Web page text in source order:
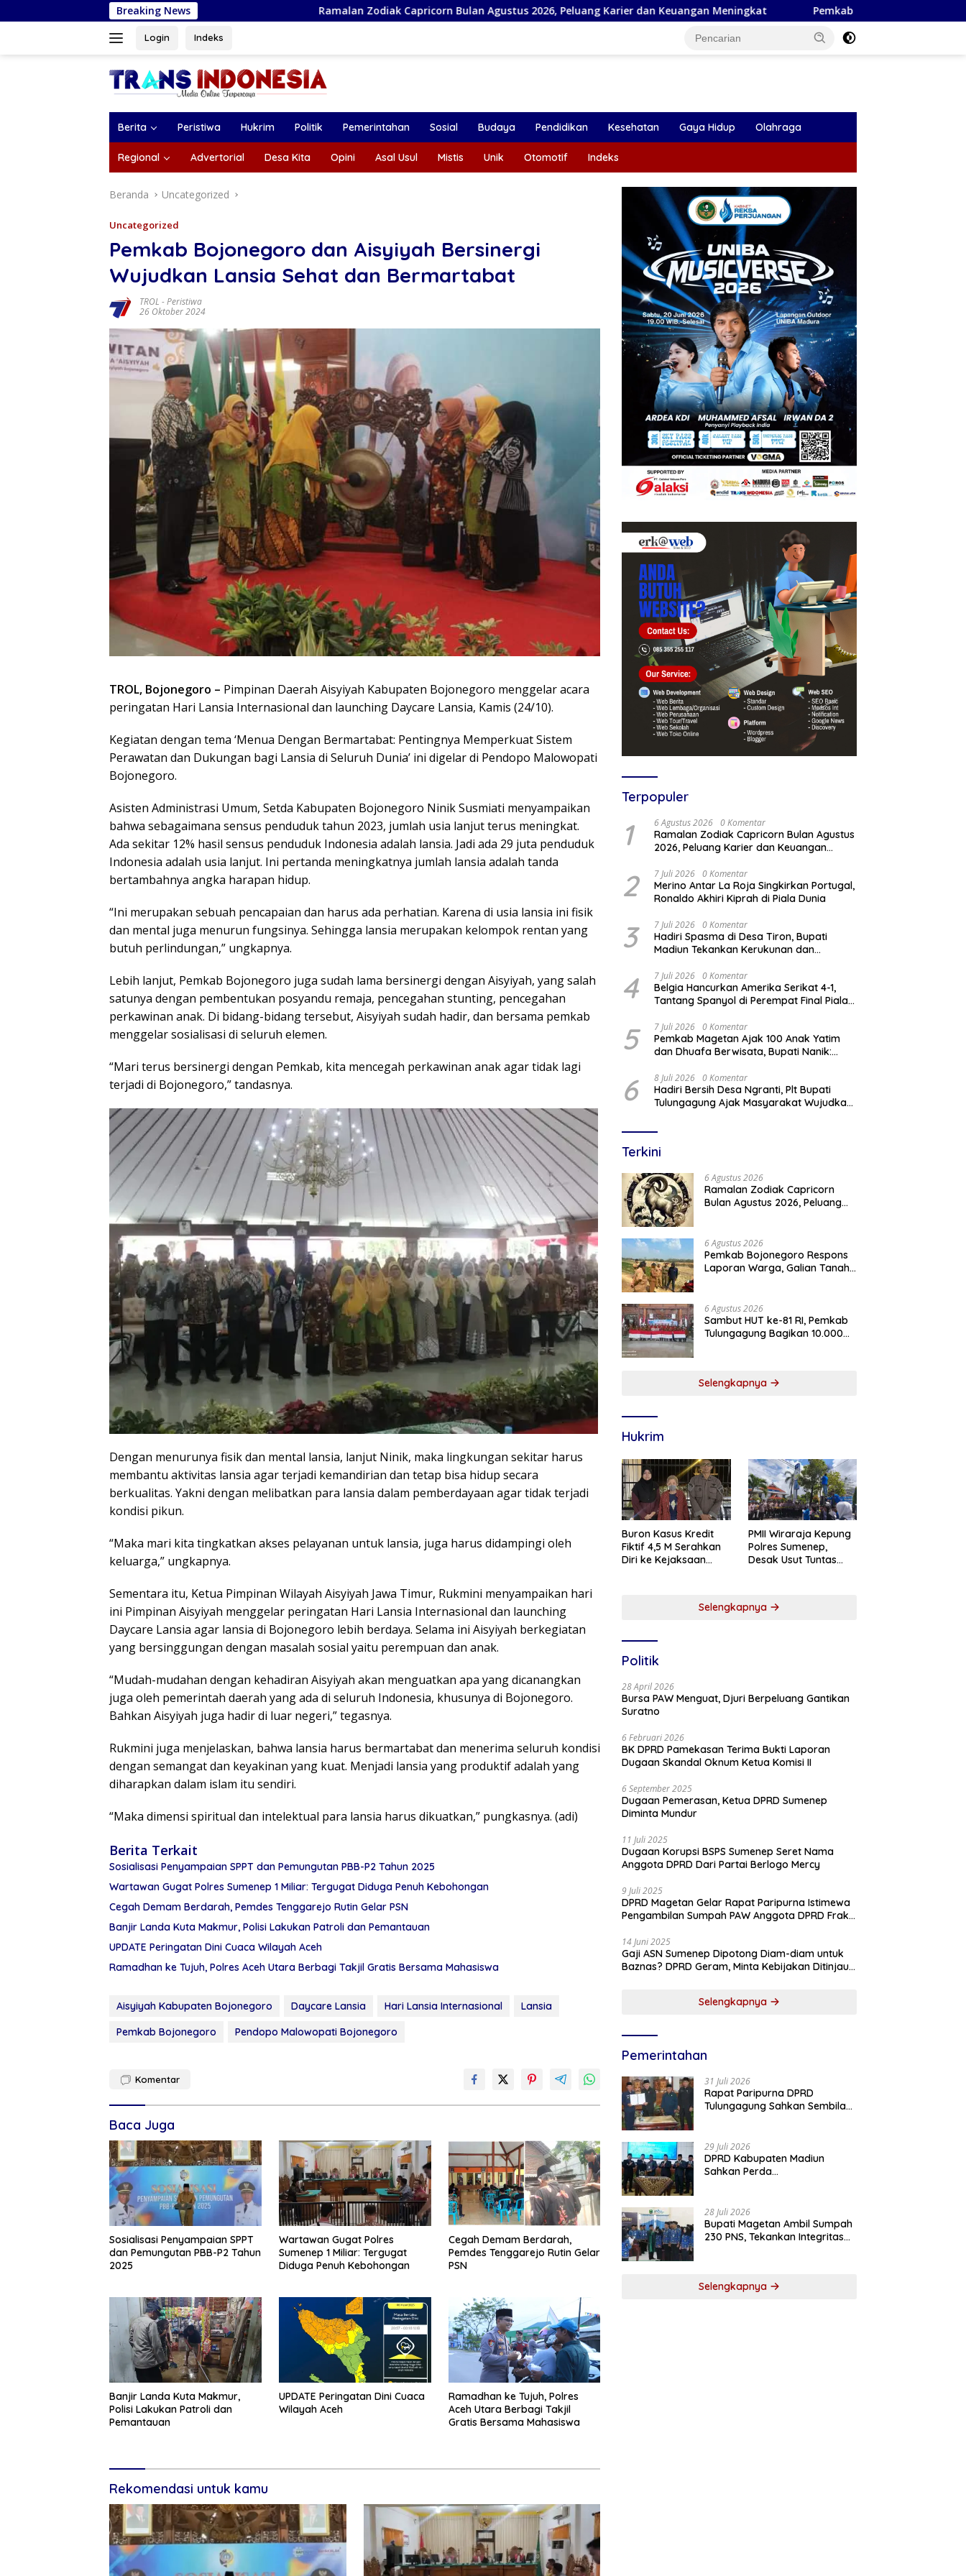
ke
Breaking News Ramalan Zodiak Capricorn Bulan Agustus 2026, Peluang Karier dan Keuangan Meningkat Pemkab Bojonegoro Respons Laporan Warga, Galian
Login Indeks
Berita Peristiwa Hukrim Politik Pemerintahan Sosial Budaya Pendidikan Kesehatan Gaya Hidup Olahraga
Regional Advertorial Desa Kita Opini Asal Usul Mistis Unik Otomotif Indeks
Beranda Uncategorized
Uncategorized
Pemkab Bojonegoro dan Aisyiyah Bersinergi
Wujudkan Lansia Sehat dan Bermartabat
TROL -Peristiwa
26 Oktober 2024
TROL, Bojonegoro – Pimpinan Daerah Aisyiyah Kabupaten Bojonegoro menggelar acara
peringatan Hari Lansia Internasional dan launching Daycare Lansia, Kamis (24/10).
Kegiatan dengan tema ‘Menua Dengan Bermartabat: Pentingnya Memperkuat Sistem
Perawatan dan Dukungan bagi Lansia di Seluruh Dunia’ ini digelar di Pendopo Malowopati
Bojonegoro.
Asisten Administrasi Umum, Setda Kabupaten Bojonegoro Ninik Susmiati menyampaikan
bahwa sebagaimana sensus penduduk tahun 2023, jumlah usia lanjut terus meningkat.
Ada sekitar 12% hasil sensus penduduk Indonesia adalah lansia. Jadi ada 29 juta penduduk
Indonesia adalah usia lanjut. Ini pertanda meningkatnya jumlah lansia adalah tanda
bertambahnya angka harapan hidup.
“Ini merupakan sebuah pencapaian dan harus ada perhatian. Karena di usia lansia ini fisik
dan mental juga menurun fungsinya. Sehingga lansia merupakan kelompok rentan yang
butuh perlindungan,” ungkapnya.
Lebih lanjut, Pemkab Bojonegoro juga sudah lama bersinergi dengan Aisyiyah, yang salah
satunya dengan pembentukan posyandu remaja, pencegahan stunting, pencegahan
perkawinan anak. Di bidang-bidang tersebut, Aisyiyah sudah hadir, dan bersama pemkab
menggelar sosialisasi di seluruh elemen.
“Mari terus bersinergi dengan Pemkab, kita mencegah perkawinan anak agar tidak lagi
terjadi di Bojonegoro,” tandasnya.
Dengan menurunya fisik dan mental lansia, lanjut Ninik, maka lingkungan sekitar harus
membantu aktivitas lansia agar terjadi kemandirian dan tetap bisa hidup secara
berkualitas. Yakni dengan melibatkan para lansia dalam pemberdayaan agar tidak terjadi
kondisi pikun.
“Maka mari kita tingkatkan akses pelayanan untuk lansia, juga harus didampingi oleh
keluarga,” ungkapnya.
Sementara itu, Ketua Pimpinan Wilayah Aisyiyah Jawa Timur, Rukmini menyampaikan hari
ini Pimpinan Aisyiyah menggelar peringatan Hari Lansia Internasional dan launching
Daycare Lansia agar lansia di Bojonegoro lebih berdaya. Selama ini Aisyiyah berkegiatan
yang bersinggungan dengan masalah sosial yaitu perempuan dan anak.
“Mudah-mudahan dengan kehadiran Aisyiyah akan menguatkan apa yang dicanangkan
juga oleh pemerintah daerah yang ada di seluruh Indonesia, khusunya di Bojonegoro.
Bahkan Aisyiyah juga hadir di luar negeri,” tegasnya.
Rukmini juga menjelaskan, bahwa lansia harus bermartabat dan menerima seluruh kondisi
dengan semangat dan keyakinan yang kuat. Menjadi lansia yang produktif adalah yang
diharapkan dalam islam itu sendiri.
“Maka dimensi spiritual dan intelektual para lansia harus dikuatkan,” pungkasnya. (adi)
Berita Terkait
Sosialisasi Penyampaian SPPT dan Pemungutan PBB-P2 Tahun 2025
Wartawan Gugat Polres Sumenep 1 Miliar: Tergugat Diduga Penuh Kebohongan
Cegah Demam Berdarah, Pemdes Tenggarejo Rutin Gelar PSN
Banjir Landa Kuta Makmur, Polisi Lakukan Patroli dan Pemantauan
UPDATE Peringatan Dini Cuaca Wilayah Aceh
Ramadhan ke Tujuh, Polres Aceh Utara Berbagi Takjil Gratis Bersama Mahasiswa
Aisyiyah Kabupaten Bojonegoro Daycare Lansia Hari Lansia Internasional
Lansia
Pemkab Bojonegoro
Pendopo Malowopati Bojonegoro
Komentar
Baca Juga
Sosialisasi Penyampaian SPPT
dan Pemungutan PBB-P2 Tahun
2025
Wartawan Gugat Polres
Sumenep 1 Miliar: Tergugat
Diduga Penuh Kebohongan
Cegah Demam Berdarah,
Pemdes Tenggarejo Rutin Gelar
PSN
Banjir Landa Kuta Makmur,
Polisi Lakukan Patroli dan
Pemantauan
UPDATE Peringatan Dini Cuaca
Wilayah Aceh
Ramadhan ke Tujuh, Polres
Aceh Utara Berbagi Takjil
Gratis Bersama Mahasiswa
Rekomendasi untuk kamu
Terpopuler
1 6 Agustus 2026 0 Komentar
Ramalan Zodiak Capricorn Bulan Agustus
2026, Peluang Karier dan Keuangan
2 7 Juli 2026 0 Komentar
Merino Antar La Roja Singkirkan Portugal,
Ronaldo Akhiri Kiprah di Piala Dunia
3 7 Juli 2026 0 Komentar
Hadiri Spasma di Desa Tiron, Bupati
Madiun Tekankan Kerukunan dan
4 7 Juli 2026 0 Komentar
Belgia Hancurkan Amerika Serikat 4-1,
Tantang Spanyol di Perempat Final Piala
5 7 Juli 2026 0 Komentar
Pemkab Magetan Ajak 100 Anak Yatim
dan Dhuafa Berwisata, Bupati Nanik:
6 8 Juli 2026 0 Komentar
Hadiri Bersih Desa Ngranti, Plt Bupati
Tulungagung Ajak Masyarakat Wujudkan
Terkini
6 Agustus 2026
Ramalan Zodiak Capricorn
Bulan Agustus 2026, Peluang
6 Agustus 2026
Pemkab Bojonegoro Respons
Laporan Warga, Galian Tanah
6 Agustus 2026
Sambut HUT ke-81 RI, Pemkab
Tulungagung Bagikan 10.000
Selengkapnya
Hukrim
Buron Kasus Kredit
Fiktif 4,5 M Serahkan
Diri ke Kejaksaan
PMII Wiraraja Kepung
Polres Sumenep,
Desak Usut Tuntas
Selengkapnya
Politik
28 April 2026
Bursa PAW Menguat, Djuri Berpeluang Gantikan
Suratno
6 Februari 2026
BK DPRD Pamekasan Terima Bukti Laporan
Dugaan Skandal Oknum Ketua Komisi II
6 September 2025
Dugaan Pemerasan, Ketua DPRD Sumenep
Diminta Mundur
11 Juli 2025
Dugaan Korupsi BSPS Sumenep Seret Nama
Anggota DPRD Dari Partai Berlogo Mercy
9 Juli 2025
DPRD Magetan Gelar Rapat Paripurna Istimewa
Pengambilan Sumpah PAW Anggota DPRD Fraksi
14 Juni 2025
Gaji ASN Sumenep Dipotong Diam-diam untuk
Baznas? DPRD Geram, Minta Kebijakan Ditinjau
Selengkapnya
Pemerintahan
31 Juli 2026
Rapat Paripurna DPRD
Tulungagung Sahkan Sembilan
29 Juli 2026
DPRD Kabupaten Madiun
Sahkan Perda
Agenda Prioritas
28 Juli 2026
Bupati Magetan Ambil Sumpah
230 PNS, Tekankan Integritas
Selengkapnya